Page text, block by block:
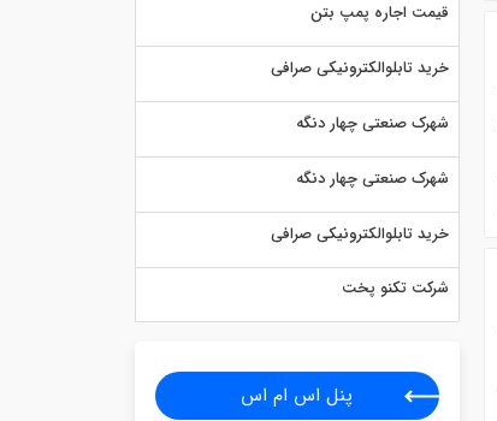
قیمت اجاره پمپ بتن
خرید تابلوالکترونیکی صرافی
شهرک صنعتی چهار دنگه
شهرک صنعتی چهار دنگه
خرید تابلوالکترونیکی صرافی
شرکت تکنو پخت
پنل اس ام اس